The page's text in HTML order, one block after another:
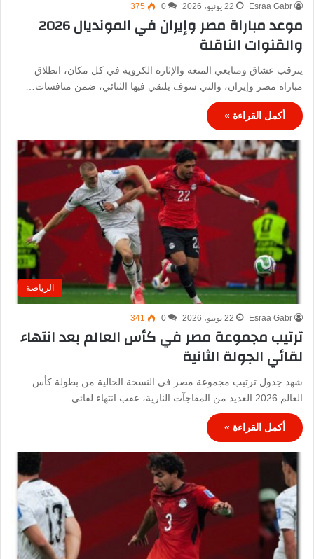
Esraa Gabr 22 يونيو، 2026 0
375
موعد مباراة مصر وإيران في المونديال 2026
والقنوات الناقلة
يترقب عشاق ومتابعي المتعة والإثارة الكروية في كل مكان، انطلاق
مباراة مصر وإيران، والتي سوف يلتقي فيها الثنائي، ضمن منافسات…
أكمل القراءة »
الرياضة
Esraa Gabr 22 يونيو، 2026 0
341
ترتيب مجموعة مصر في كأس العالم بعد انتهاء
لقائي الجولة الثانية
شهد جدول ترتيب مجموعة مصر في النسخة الحالية من بطولة كأس
العالم 2026 العديد من المفاجآت النارية، عقب انتهاء لقائي…
أكمل القراءة »